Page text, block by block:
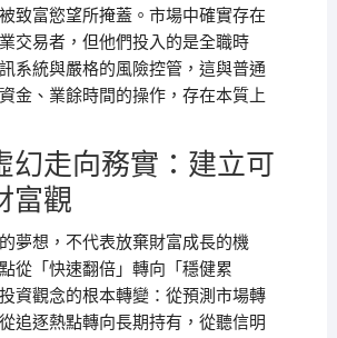
致富慾望所掩蓋。市場中確實存在
交易者，但他們投入的是全職時
系統與嚴格的風險控管，這與普通
金、業餘時間的操作，存在本質上
幻走向務實：建立可
富觀
夢想，不代表放棄財富成長的機
從「快速翻倍」轉向「穩健累
資觀念的根本轉變：從預測市場轉
追逐熱點轉向長期持有，從聽信明